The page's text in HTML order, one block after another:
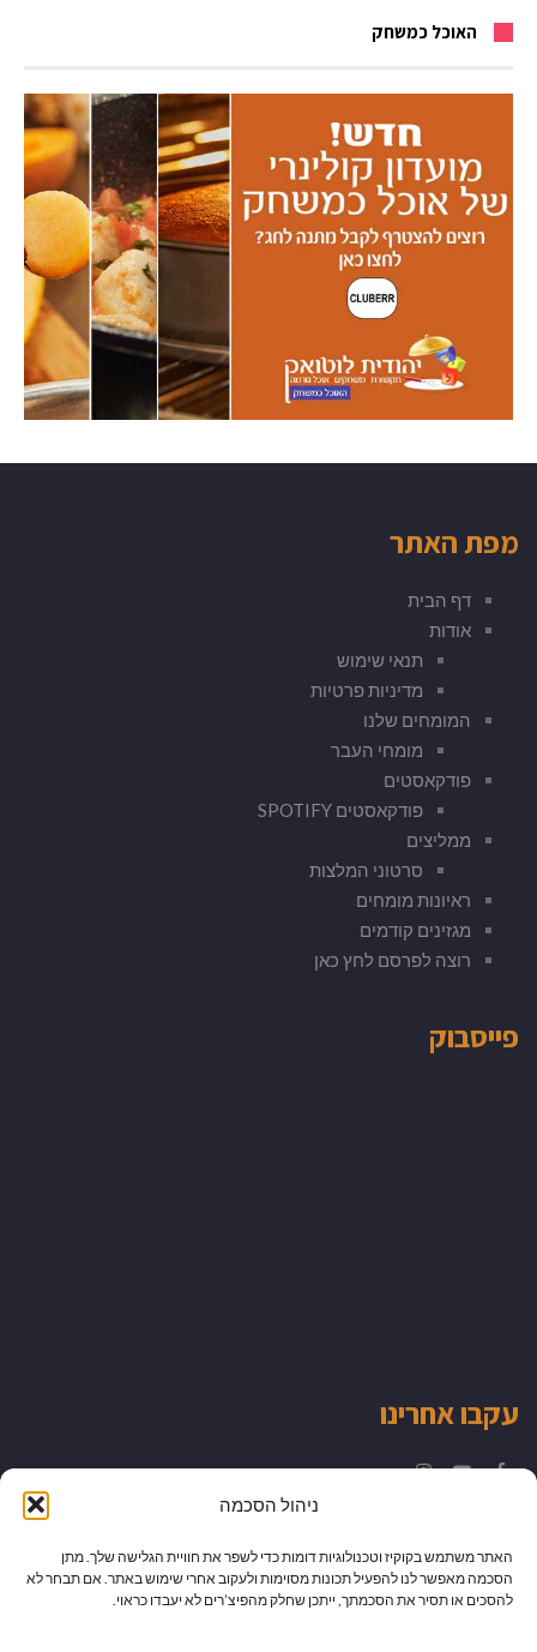
ניהול הסכמה
האתר משתמש בקוקיז וטכנולוגיות דומות כדי לשפר את חוויית הגלישה שלך. מתן
הסכמה מאפשר לנו להפעיל תכונות מסוימות ולעקוב אחרי שימוש באתר. אם תבחר לא
להסכים או תסיר את הסכמתך, ייתכן שחלק מהפיצ’רים לא יעבדו כראוי.
האוכל כמשחק
מפת האתר
דף הבית
אודות
תנאי שימוש
מדיניות פרטיות
המומחים שלנו
מומחי העבר
פודקאסטים
פודקאסטים SPOTIFY
ממליצים
סרטוני המלצות
ראיונות מומחים
מגזינים קודמים
רוצה לפרסם לחץ כאן
פייסבוק
עקבו אחרינו